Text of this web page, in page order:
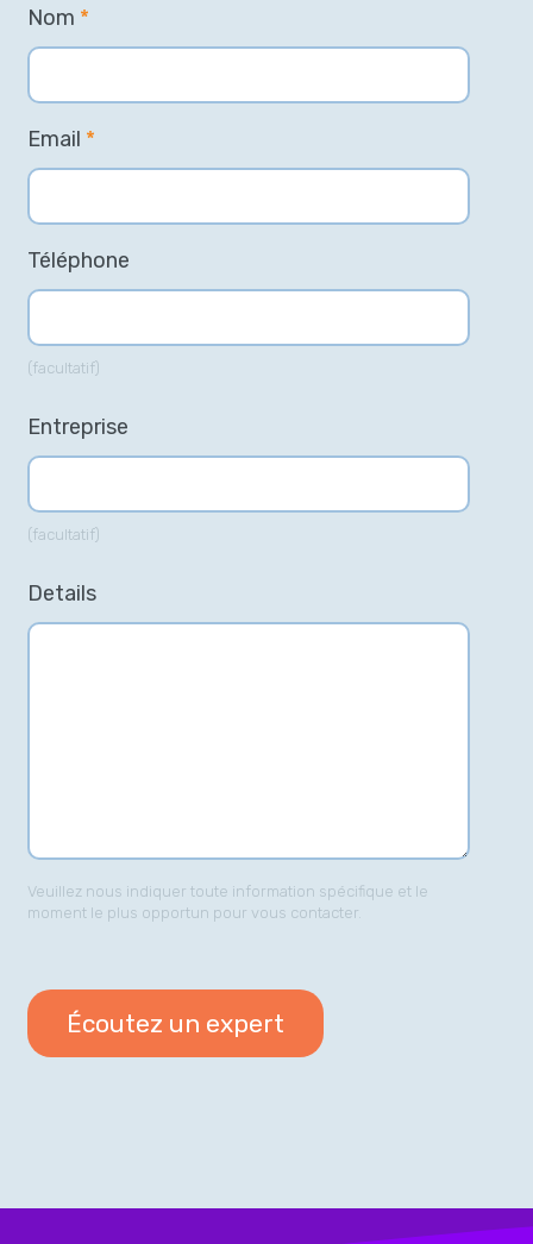
Nom *
Email *
Téléphone
(facultatif)
Entreprise
(facultatif)
Details
Veuillez nous indiquer toute information spécifique et le
moment le plus opportun pour vous contacter.